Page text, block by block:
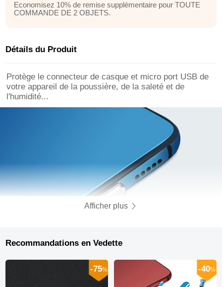
Economisez 10% de remise supplémentaire pour TOUTE
COMMANDE DE 2 OBJETS.
Détails du Produit
Protège le connecteur de casque et micro port USB de
votre appareil de la poussière, de la saleté et de
l'humidité...
Afficher plus
Recommandations en Vedette
-75% -40%